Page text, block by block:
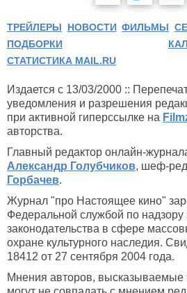
ТРЕЙЛЕРЫ НОВОСТИ ФИЛЬМЫ
ПОДБОРКИ
СТАТИСТИКА MAIL.RU
Издается с 13/03/2000 ::
уведомления и разрешения
при активной гиперссылке на
авторства.
Главный редактор онлайн-
Александр Голубчиков, шеф-
Горбачев.
Журнал "про Настоящее кино"
Федеральной службой по
законодательства в сфере
охране культурного наследия.
18412 от 27 сентября 2004 года.
Мнения авторов, высказываемые